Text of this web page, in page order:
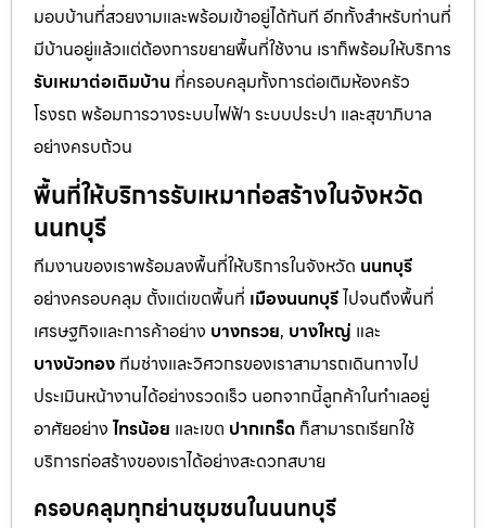
มอบบ้านที่สวยงามและพร้อมเข้าอยู่ได้ทันที อีกทั้งสำหรับท่านที่
มีบ้านอยู่แล้วแต่ต้องการขยายพื้นที่ใช้งาน เราก็พร้อมให้บริการ
รับเหมาต่อเติมบ้าน ที่ครอบคลุมทั้งการต่อเติมห้องครัว
โรงรถ พร้อมการวางระบบไฟฟ้า ระบบประปา และสุขาภิบาล
อย่างครบถ้วน
พื้นที่ให้บริการรับเหมาก่อสร้างในจังหวัด
นนทบุรี
ทีมงานของเราพร้อมลงพื้นที่ให้บริการในจังหวัด นนทบุรี
อย่างครอบคลุม ตั้งแต่เขตพื้นที่ เมืองนนทบุรีไปจนถึงพื้นที่
เศรษฐกิจและการค้าอย่าง บางกรวย, บางใหญ่ และ
บางบัวทอง ทีมช่างและวิศวกรของเราสามารถเดินทางไป
ประเมินหน้างานได้อย่างรวดเร็ว นอกจากนี้ลูกค้าในทำเลอยู่
อาศัยอย่าง ไทรน้อย และเขต ปากเกร็ด ก็สามารถเรียกใช้
บริการก่อสร้างของเราได้อย่างสะดวกสบาย
ครอบคลุมทุกย่านชุมชนในนนทบุรี